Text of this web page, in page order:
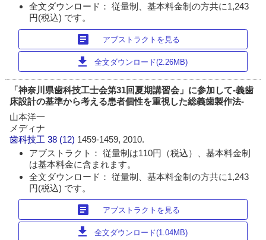
全文ダウンロード： 従量制、基本料金制の方共に1,243
円(税込) です。
article アブストラクトを見る
download 全文ダウンロード(2.26MB)
「神奈川県歯科技工士会第31回夏期講習会」に参加して-義歯
床設計の基準から考える患者個性を重視した総義歯製作法-
山本洋一
メディナ
歯科技工 38 (12) 1459-1459, 2010.
アブストラクト： 従量制は110円（税込）、基本料金制
は基本料金に含まれます。
全文ダウンロード： 従量制、基本料金制の方共に1,243
円(税込) です。
article アブストラクトを見る
download 全文ダウンロード(1.04MB)